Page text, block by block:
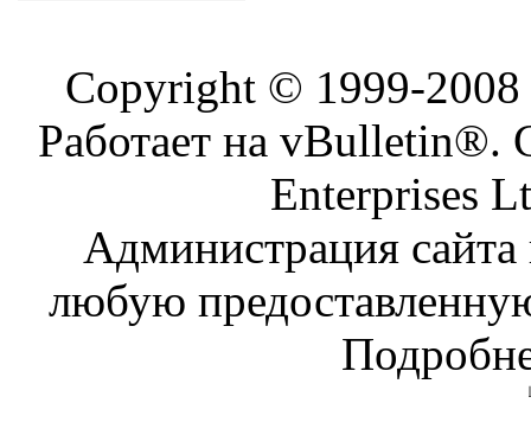
Copyright © 1999-2008
Работает на vBulletin®.
Enterprises
Администрация сайта
любую